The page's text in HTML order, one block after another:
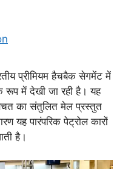
प्रीमियम हैचबैक सेगमेंट में
में देखी जा रही है। यह
का संतुलित मेल प्रस्तुत
यह पारंपरिक पेट्रोल कारों
है।